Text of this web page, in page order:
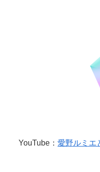
YouTube： 愛野ルミエ